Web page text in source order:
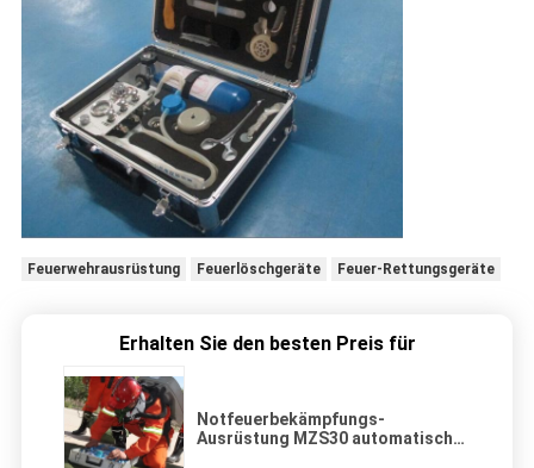
Feuerwehrausrüstung Feuerlöschgeräte Feuer-Rettungsgeräte
Erhalten Sie den besten Preis für
Notfeuerbekämpfungs-
Ausrüstung MZS30 automatische